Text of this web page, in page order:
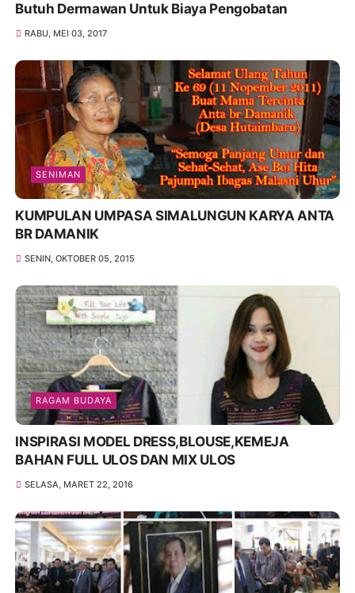
Butuh Dermawan Untuk Biaya Pengobatan
RABU, MEI 03, 2017
SENIMAN
KUMPULAN UMPASA SIMALUNGUN KARYA ANTA
BR DAMANIK
SENIN, OKTOBER 05, 2015
RAGAM BUDAYA
INSPIRASI MODEL DRESS,BLOUSE,KEMEJA
BAHAN FULL ULOS DAN MIX ULOS
SELASA, MARET 22, 2016